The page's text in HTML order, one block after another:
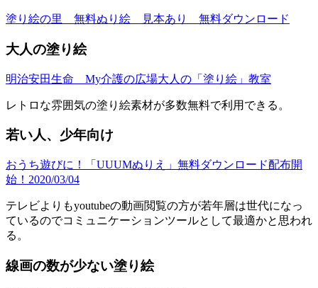
塗り絵の里 無料ぬり絵 見本あり 無料ダウンロード
大人の塗り絵
明治安田生命 My介護の広場大人の「塗り絵」教室
レトロな雰囲気の塗り絵素材が多数無料で利用できる。
若い人、少年向け
おうち遊びに！「UUUMぬりえ」無料ダウンロード配布開
始！2020/03/04
テレビよりもyoutubeの動画閲覧の方が若年層は世代になっ
ているのでコミュニケーションツールとして最適かと思われ
る。
線画の数が少ない塗り絵